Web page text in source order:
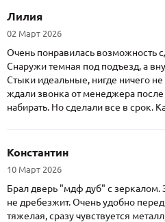
Лилия
02 Март 2026
Очень понравилась возможность
Снаружи темная под подъезд, а
Стыки идеальные, нигде ничего
ждали звонка от менеджера
набирать. Но сделали все в срок.
Константин
10 Март 2026
Брал дверь "мдф дуб" с зеркалом.
не дребезжит. Очень удобно
тяжелая, сразу чувствуется